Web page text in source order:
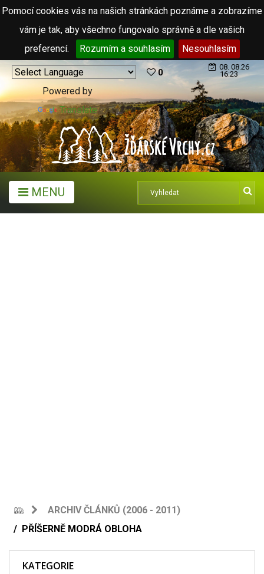
Pomocí cookies vás na našich stránkách poznáme a zobrazíme
vám je tak, aby všechno fungovalo správně a dle vašich
preferencí.
Rozumím a souhlasím Nesouhlasím
Powered by
Translate
0
08. 08.26
16:23
MENU
ARCHIV ČLÁNKŮ (2006 - 2011)
PŘÍŠERNĚ MODRÁ OBLOHA
KATEGORIE